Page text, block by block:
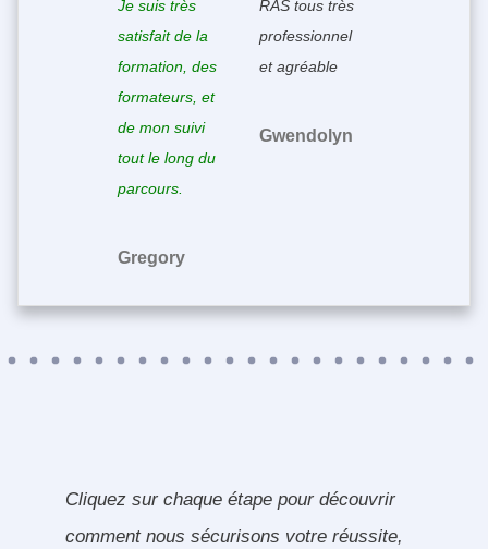
Je suis très
satisfait de la
formation, des
formateurs, et
de mon suivi
tout le long du
parcours.
Gregory
RAS tous très
professionnel
et agréable
Gwendolyn
Cliquez sur chaque étape pour découvrir
comment nous sécurisons votre réussite,